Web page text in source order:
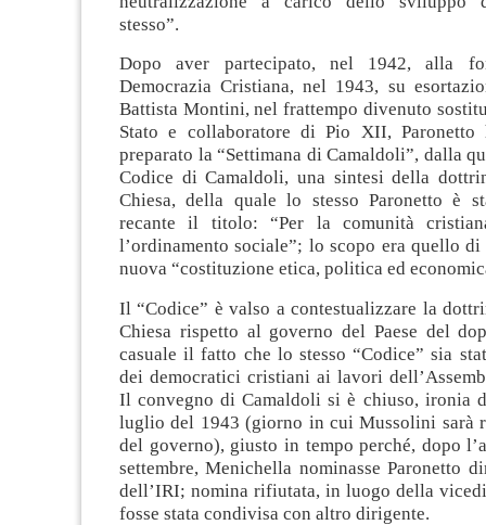
stesso”.
Dopo aver partecipato, nel 1942, alla
Democrazia Cristiana, nel 1943, su
Battista Montini, nel frattempo divenuto
Stato e collaboratore di Pio XII, Paronetto
preparato la “Settimana di Camaldoli”, dalla
Codice di Camaldoli, una sintesi della
Chiesa, della quale lo stesso Paronetto è
recante il titolo: “Per la comunità
l’ordinamento sociale”; lo scopo era quello
nuova “costituzione etica, politica ed
Il “Codice” è valso a contestualizzare la
Chiesa rispetto al governo del Paese del
casuale il fatto che lo stesso “Codice” sia
dei democratici cristiani ai lavori
Il convegno di Camaldoli si è chiuso, ironia
luglio del 1943 (giorno in cui Mussolini sarà
del governo), giusto in tempo perché, dopo
settembre, Menichella nominasse Paronetto
dell’IRI; nomina rifiutata, in luogo della
fosse stata condivisa con altro dirigente.